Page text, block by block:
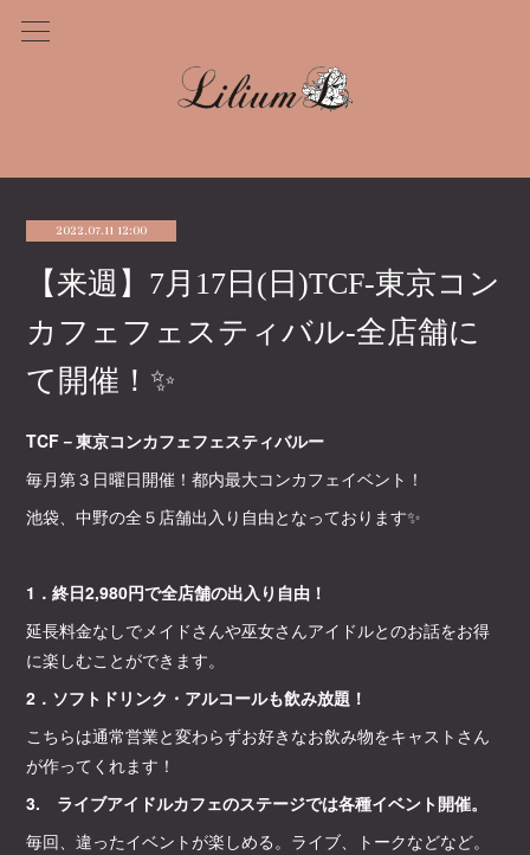
2022.07.11 12:00
【来週】7月17日(日)TCF-東京コン
カフェフェスティバル-全店舗に
て開催！✨
TCF－東京コンカフェフェスティバルー
毎月第３日曜日開催！都内最大コンカフェイベント！
池袋、中野の全５店舗出入り自由となっております✨
1．終日2,980円で全店舗の出入り自由！
延長料金なしでメイドさんや巫女さんアイドルとのお話をお得
に楽しむことができます。
2．ソフトドリンク・アルコールも飲み放題！
こちらは通常営業と変わらずお好きなお飲み物をキャストさん
が作ってくれます！
3. ライブアイドルカフェのステージでは各種イベント開催。
毎回、違ったイベントが楽しめる。ライブ、トークなどなど。